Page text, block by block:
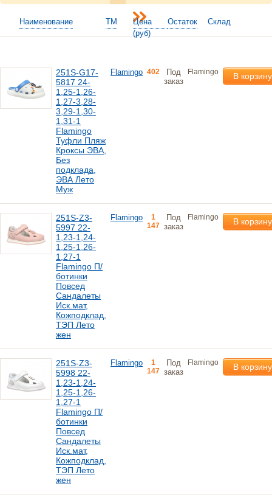
Наименование ТМ
Цена
(руб)
Остаток Склад
251S-G17-
5817 24-
1,25-1,26-
1,27-3,28-
3,29-1,30-
1,31-1
Flamingo
Туфли Пляж
Кроксы ЭВА,
Без
подклада,
ЭВА Лето
Муж
Flamingo 402
Под
заказ
Flamingo В корзину
251S-Z3-
5997 22-
1,23-1,24-
1,25-1,26-
1,27-1
Flamingo П/
ботинки
Повсед
Сандалеты
Иск.мат,
Кожподклад,
ТЭП Лето
жен
Flamingo
1
147
Под
заказ
Flamingo В корзину
251S-Z3-
5998 22-
1,23-1,24-
1,25-1,26-
1,27-1
Flamingo П/
ботинки
Повсед
Сандалеты
Иск.мат,
Кожподклад,
ТЭП Лето
жен
Flamingo
1
147
Под
заказ
Flamingo В корзину